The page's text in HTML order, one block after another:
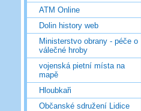
ATM Online
Dolin history web
Ministerstvo obrany - péče o
válečné hroby
vojenská pietní místa na
mapě
Hloubkaři
Občanské sdružení Lidice